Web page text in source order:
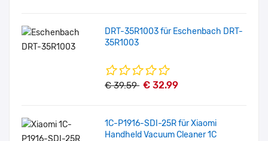
DRT-35R1003 für Eschenbach DRT-
35R1003
€ 39.59 € 32.99
1C-P1916-SDI-25R für Xiaomi
Handheld Vacuum Cleaner 1C